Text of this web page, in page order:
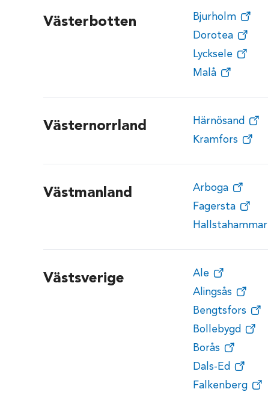
Västerbotten
Bjurholm
Dorotea
Lycksele
Malå
Västernorrland
Härnösand
Kramfors
Västmanland
Arboga
Fagersta
Hallstahammar
Västsverige
Ale
Alingsås
Bengtsfors
Bollebygd
Borås
Dals-Ed
Falkenberg